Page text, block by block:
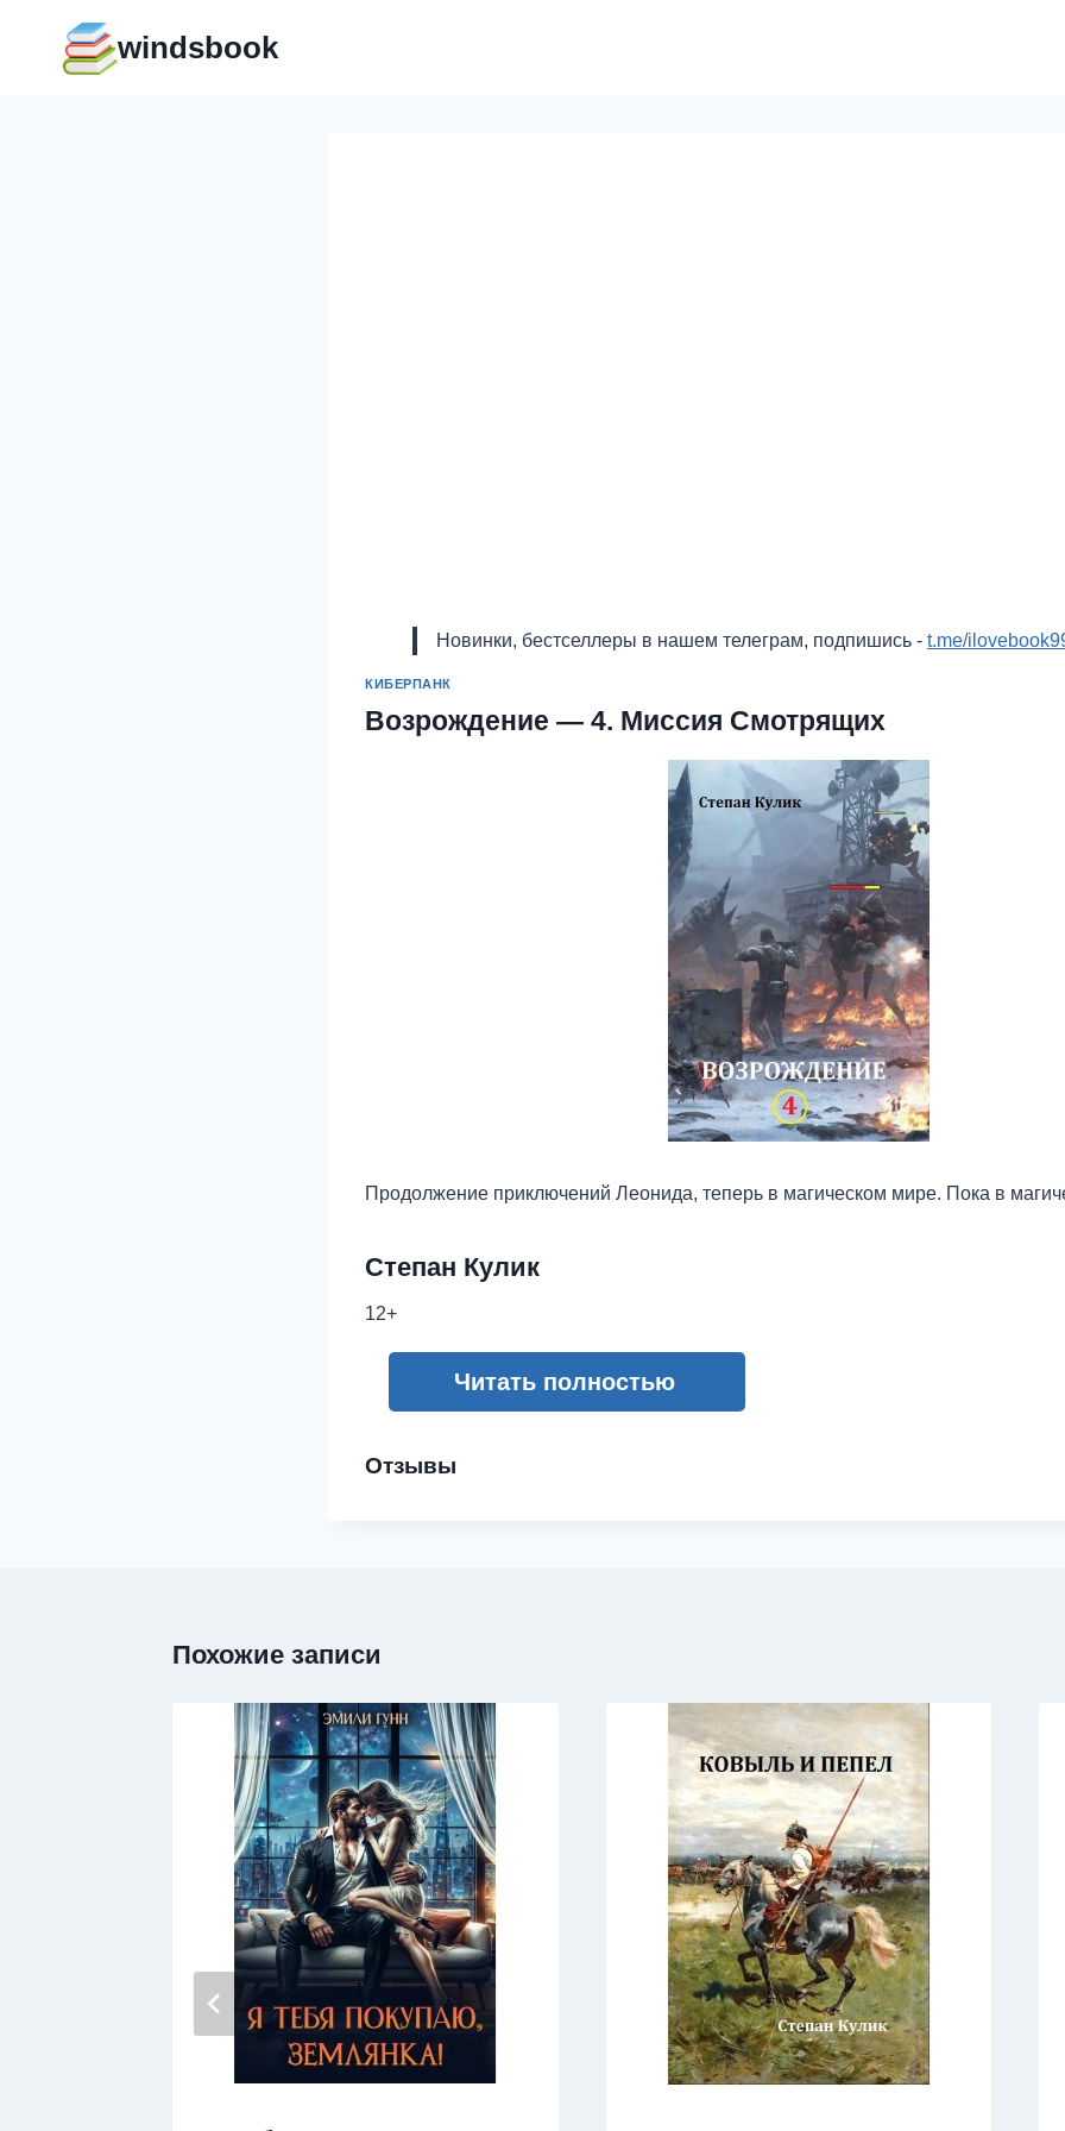
содержимому
windsbook
Новинки, бестселлеры в нашем телеграм, подпишись - t.me/
КИБЕРПАНК
Возрождение — 4. Миссия Смотрящих
Продолжение приключений Леонида, теперь в магическом мире. Пока в
Степан Кулик
12+
Читать полностью
Отзывы
Похожие записи